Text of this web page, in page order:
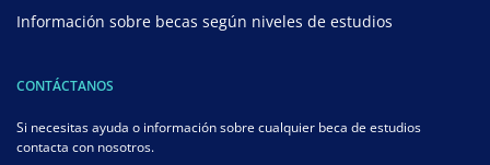
Información sobre becas según niveles de estudios
CONTÁCTANOS
Si necesitas ayuda o información sobre cualquier beca de estudios
contacta con nosotros.